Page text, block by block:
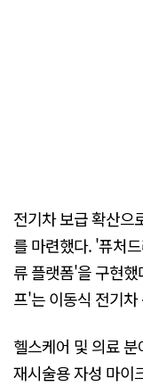
전기차 보급 확산으
를 마련했다. '퓨처
류 플랫폼'을 구현했
프'는 이동식 전기
헬스케어 및 의료
재시술용 자성 마이